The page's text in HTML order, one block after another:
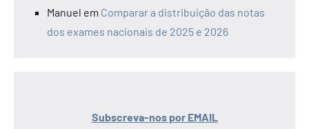
Manuel em Comparar a distribuição das notas
dos exames nacionais de 2025 e 2026
Subscreva-nos por EMAIL